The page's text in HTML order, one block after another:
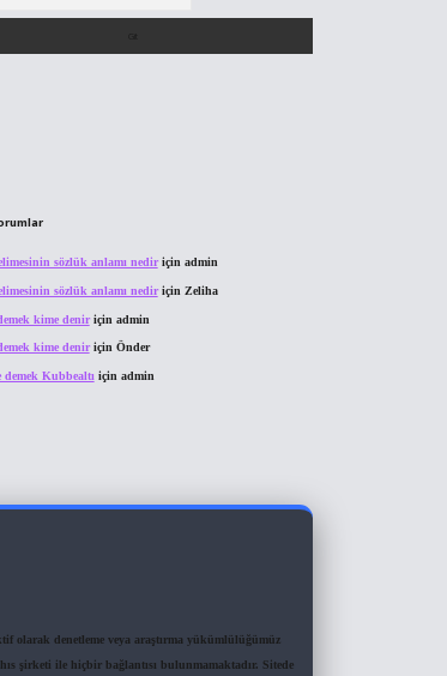
sözlük anlamı nediriçin admin
sözlük anlamı nediriçin Zeliha
kime deniriçin admin
kime deniriçin Önder
demek Kubbealtı için admin
olarak denetleme veya araştırma yükümlülüğümüz
şirketi ile hiçbir bağlantısı bulunmamaktadır. Sitede